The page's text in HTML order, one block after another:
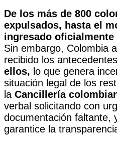
De los más de 800
expulsados, hasta el
ingresado oficialmente
Sin embargo, Colombia
recibido los
ellos, lo que genera
situación legal de los
la Cancillería
verbal solicitando con
documentación faltante,
garantice la